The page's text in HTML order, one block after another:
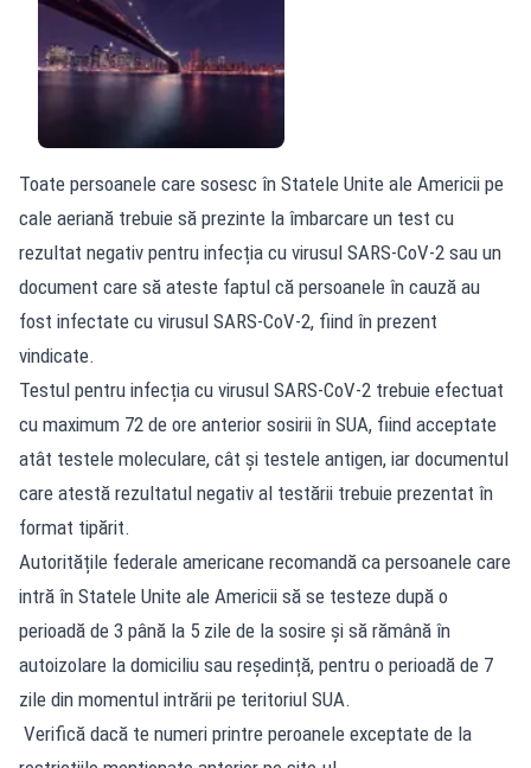
Toate persoanele care sosesc în Statele Unite ale Americii pe
cale aeriană trebuie să prezinte la îmbarcare un test cu
rezultat negativ pentru infecția cu virusul SARS-CoV-2 sau un
document care să ateste faptul că persoanele în cauză au
fost infectate cu virusul SARS-CoV-2, fiind în prezent
vindicate.
Testul pentru infecția cu virusul SARS-CoV-2 trebuie efectuat
cu maximum 72 de ore anterior sosirii în SUA, fiind acceptate
atât testele moleculare, cât și testele antigen, iar documentul
care atestă rezultatul negativ al testării trebuie prezentat în
format tipărit.
Autoritățile federale americane recomandă ca persoanele care
intră în Statele Unite ale Americii să se testeze după o
perioadă de 3 până la 5 zile de la sosire și să rămână în
autoizolare la domiciliu sau reședință, pentru o perioadă de 7
zile din momentul intrării pe teritoriul SUA.
Verifică dacă te numeri printre peroanele exceptate de la